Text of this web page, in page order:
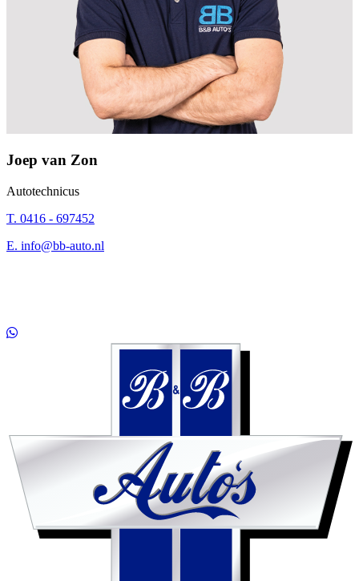
Joep van Zon
Autotechnicus
T. 0416 - 697452
E. info@bb-auto.nl